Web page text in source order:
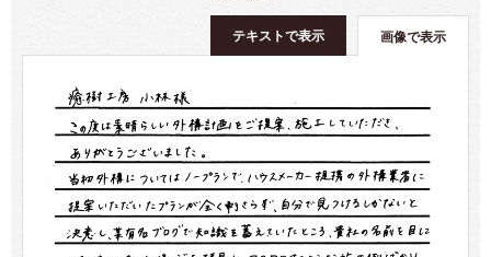
画像で表示
テキストで表示